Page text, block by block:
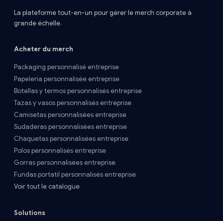
La plateforme tout-en-un pour gérer le merch corporate à
grande échelle.
Acheter du merch
Packaging personnalisé entreprise
Papelería personnalisée entreprise
Botellas y termos personnalisés entreprise
Tazas y vasos personnalisés entreprise
Camisetas personnalisées entreprise
Sudaderas personnalisées entreprise
Chaquetas personnalisées entreprise
Polos personnalisés entreprise
Gorras personnalisées entreprise
Fundas portatil personnalisés entreprise
Voir tout le catalogue
Solutions